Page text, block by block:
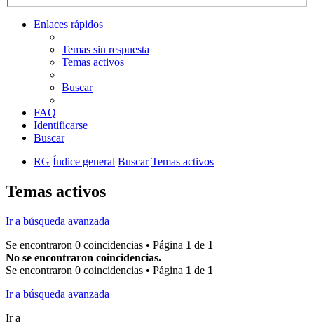
Enlaces rápidos
Temas sin respuesta
Temas activos
Buscar
FAQ
Identificarse
Buscar
RG Índice general Buscar Temas activos
Temas activos
Ir a búsqueda avanzada
Se encontraron 0 coincidencias • Página 1 de 1
No se encontraron coincidencias.
Se encontraron 0 coincidencias • Página 1 de 1
Ir a búsqueda avanzada
Ir a